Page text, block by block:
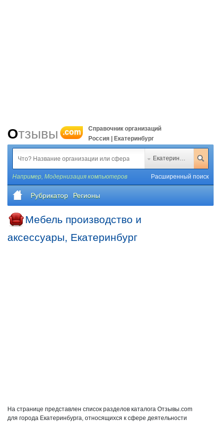
Отзывы .com
Справочник организаций
Россия | Екатеринбург
Екатеринбург
Например, Модернизация компьютеров Расширенный поиск
Рубрикатор Регионы
Мебель производство и
аксессуары, Екатеринбург
На странице представлен список разделов каталога Отзывы.com
для города Екатеринбурга, относящихся к сфере деятельности